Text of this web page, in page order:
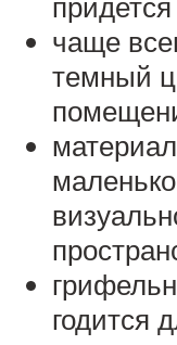
чаще
темный
годится